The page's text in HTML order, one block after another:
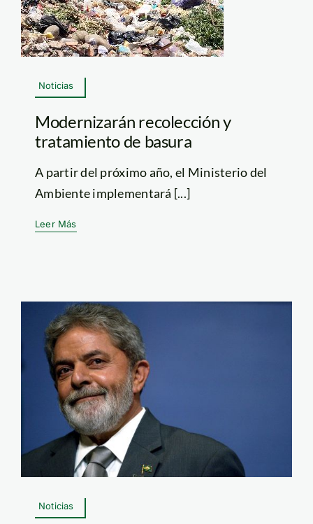
Noticias
Modernizarán recolección y
tratamiento de basura
A partir del próximo año, el Ministerio del
Ambiente implementará [...]
Leer Más
Noticias